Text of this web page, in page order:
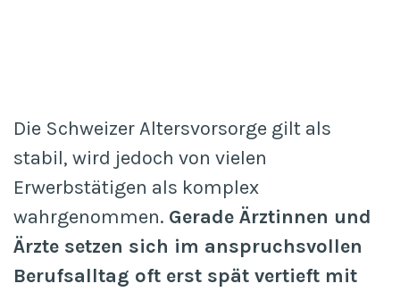
Die Schweizer Altersvorsorge gilt als
stabil, wird jedoch von vielen
Erwerbstätigen als komplex
wahrgenommen. Gerade Ärztinnen und
Ärzte setzen sich im anspruchsvollen
Berufsalltag oft erst spät vertieft mit